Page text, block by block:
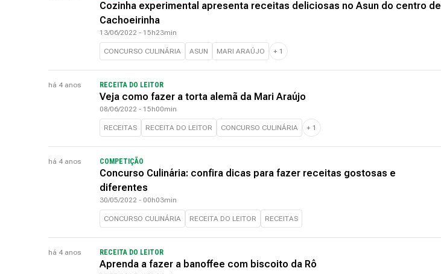
Cozinha experimental apresenta receitas deliciosas no Asun do centro de
Cachoeirinha
13/06/2022 - 15h23min
CONCURSO CULINÁRIA ASUN MARI ARAÚJO + 1
há 4 anos RECEITA DO LEITOR
Veja como fazer a torta alemã da Mari Araújo
08/06/2022 - 15h00min
RECEITAS RECEITA DO LEITOR CONCURSO CULINÁRIA + 1
há 4 anos COMPETIÇÃO
Concurso Culinária: confira dicas para fazer receitas gostosas e
diferentes
30/05/2022 - 00h03min
CONCURSO CULINÁRIA RECEITA DO LEITOR RECEITAS
há 4 anos RECEITA DO LEITOR
Aprenda a fazer a banoffee com biscoito da Rô